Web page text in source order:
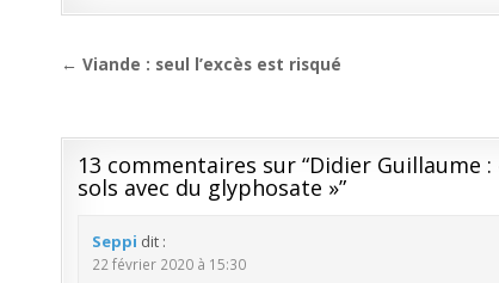
Navigation
l’article
← Viande : seul l’excès est risqué
13 commentaires sur “Didier Guillaume
sols avec du glyphosate »”
Seppi dit :
22 février 2020 à 15:30